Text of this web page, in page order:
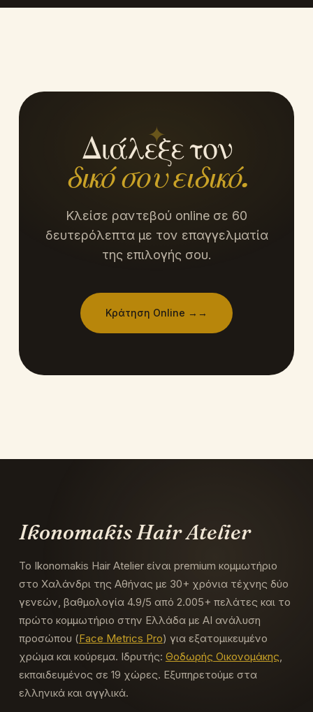
✦
Διάλεξε τον
δικό σου ειδικό.
Κλείσε ραντεβού online σε 60
δευτερόλεπτα με τον επαγγελματία
της επιλογής σου.
Κράτηση Online → →
Ikonomakis Hair Atelier
Το Ikonomakis Hair Atelier είναι premium κομμωτήριο
στο Χαλάνδρι της Αθήνας με 30+ χρόνια τέχνης δύο
γενεών, βαθμολογία 4.9/5 από 2.005+ πελάτες και το
πρώτο κομμωτήριο στην Ελλάδα με AI ανάλυση
προσώπου (Face Metrics Pro) για εξατομικευμένο
χρώμα και κούρεμα. Ιδρυτής: Θοδωρής Οικονομάκης,
εκπαιδευμένος σε 19 χώρες. Εξυπηρετούμε στα
ελληνικά και αγγλικά.